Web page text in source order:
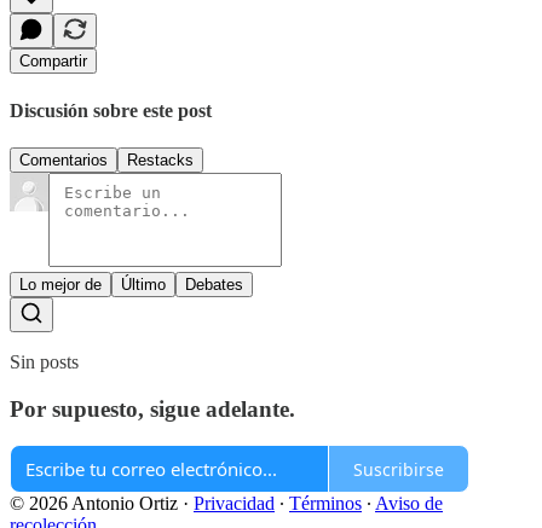
Compartir
Discusión sobre este post
Comentarios Restacks
Lo mejor de Último Debates
Sin posts
Por supuesto, sigue adelante.
Suscribirse
© 2026 Antonio Ortiz · Privacidad ∙ Términos ∙ Aviso de